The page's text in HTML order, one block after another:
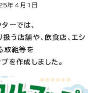
年4月1日
ーでは、
う店舗や、飲食店、エシ
取組等を
を作成しました。